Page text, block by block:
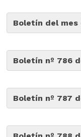
Boletín del mes
Boletín nº 786
Boletín nº 787